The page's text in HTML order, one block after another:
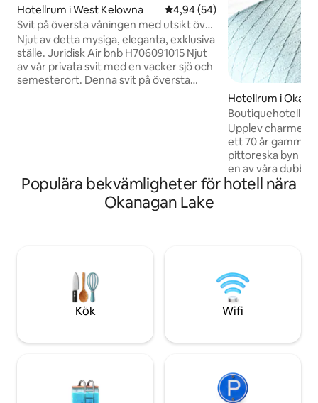
Hotellrum i West Kelowna 4,94 av 5 i genomsnittligt
4,94 (54)
Svit på översta våningen med utsikt över
sjön/semesterorten
Njut av detta mysiga, eleganta, exklusiva
ställe. Juridisk Air bnb H706091015 Njut
av vår privata svit med en vacker sjö och
semesterort. Denna svit på översta
Två pooler med vattenrutschbana,
tennisbana, puttinggreen öppen maj
lång till oktober tack vare helg.
Hotellrum i
Boutiquehotell –
Upplev charmen i
ett 70 år
pittoreska byn
en av våra
sovrum med
till vackra Skaha
KVR leden på
Populära bekvämligheter för hotell nära
Okanagan Lake
Kök Wifi